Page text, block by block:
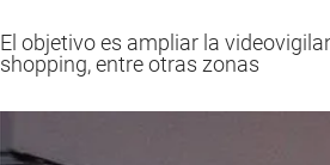
El objetivo es ampliar la
shopping, entre otras zonas